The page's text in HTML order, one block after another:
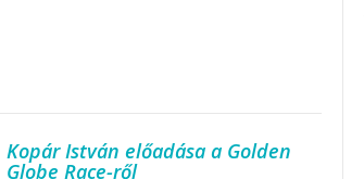
Kopár István előadása a Golden
Globe Race-ről